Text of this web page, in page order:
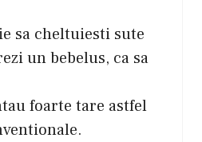
sa cheltuiesti sute
un bebelus, ca sa
foarte tare astfel